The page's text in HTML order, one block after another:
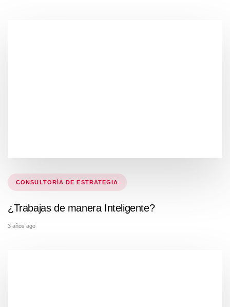
Tags
CONSULTORÍA DE ESTRATEGIA
¿Trabajas de manera Inteligente?
3 años ago